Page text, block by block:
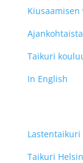
Ajankohtaista
Taikuri
In English
Lastentaikuri
Taikuri